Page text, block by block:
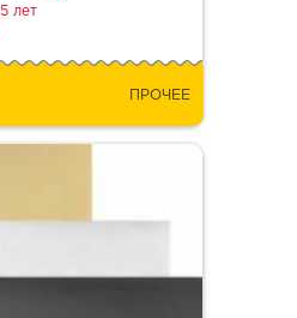
5 лет
ПРОЧЕЕ